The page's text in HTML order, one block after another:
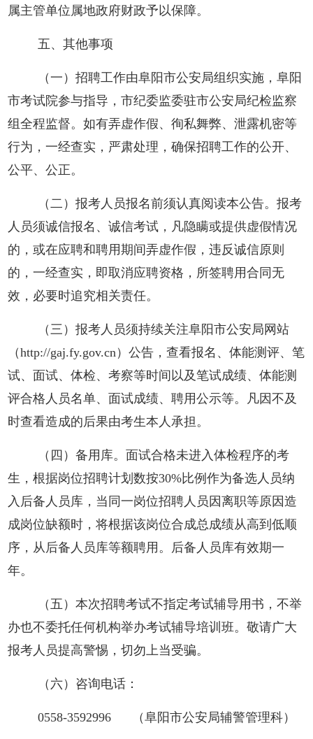
属主管单位属地政府财政予以保障。
五、其他事项
（一）招聘工作由阜阳市公安局组织实施，阜阳
市考试院参与指导，市纪委监委驻市公安局纪检监察
组全程监督。如有弄虚作假、徇私舞弊、泄露机密等
行为，一经查实，严肃处理，确保招聘工作的公开、
公平、公正。
（二）报考人员报名前须认真阅读本公告。报考
人员须诚信报名、诚信考试，凡隐瞒或提供虚假情况
的，或在应聘和聘用期间弄虚作假，违反诚信原则
的，一经查实，即取消应聘资格，所签聘用合同无
效，必要时追究相关责任。
（三）报考人员须持续关注阜阳市公安局网站
（http://gaj.fy.gov.cn）公告，查看报名、体能测评、笔
试、面试、体检、考察等时间以及笔试成绩、体能测
评合格人员名单、面试成绩、聘用公示等。凡因不及
时查看造成的后果由考生本人承担。
（四）备用库。面试合格未进入体检程序的考
生，根据岗位招聘计划数按30%比例作为备选人员纳
入后备人员库，当同一岗位招聘人员因离职等原因造
成岗位缺额时，将根据该岗位合成总成绩从高到低顺
序，从后备人员库等额聘用。后备人员库有效期一
年。
（五）本次招聘考试不指定考试辅导用书，不举
办也不委托任何机构举办考试辅导培训班。敬请广大
报考人员提高警惕，切勿上当受骗。
（六）咨询电话：
0558-3592996 （阜阳市公安局辅警管理科）